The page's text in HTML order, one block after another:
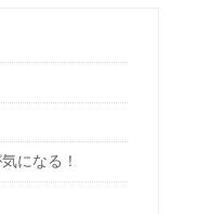
になる！